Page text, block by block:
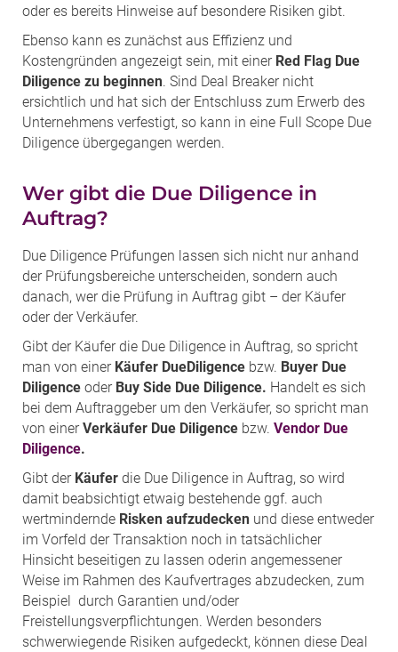
oder es bereits Hinweise auf besondere Risiken gibt.
Ebenso kann es zunächst aus Effizienz und
Kostengründen angezeigt sein, mit einer Red Flag Due
Diligence zu beginnen. Sind Deal Breaker nicht
ersichtlich und hat sich der Entschluss zum Erwerb des
Unternehmens verfestigt, so kann in eine Full Scope Due
Diligence übergegangen werden.
Wer gibt die Due Diligence in
Auftrag?
Due Diligence Prüfungen lassen sich nicht nur anhand
der Prüfungsbereiche unterscheiden, sondern auch
danach, wer die Prüfung in Auftrag gibt – der Käufer
oder der Verkäufer.
Gibt der Käufer die Due Diligence in Auftrag, so spricht
man von einerKäufer DueDiligence bzw. Buyer Due
Diligence oder Buy Side Due Diligence. Handelt es sich
bei dem Auftraggeber um den Verkäufer, so spricht man
von einerVerkäufer Due Diligence bzw. Vendor Due
Diligence.
Gibt der Käufer die Due Diligence in Auftrag, so wird
damit beabsichtigt etwaig bestehende ggf. auch
wertmindernde Risken aufzudecken und diese entweder
im Vorfeld der Transaktion noch in tatsächlicher
Hinsicht beseitigen zu lassen oderin angemessener
Weise im Rahmen des Kaufvertrages abzudecken, zum
Beispiel durch Garantien und/oder
Freistellungsverpflichtungen. Werden besonders
schwerwiegende Risiken aufgedeckt, können diese Deal